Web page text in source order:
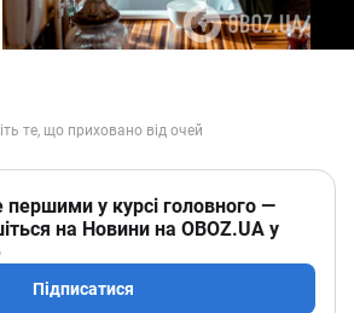
першими у курсі головного —
на Новини на OBOZ.UA у
Підписатися